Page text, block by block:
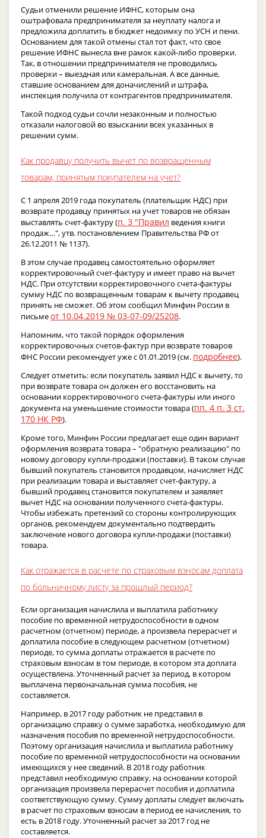
Судьи отменили решение ИФНС, которым она
оштрафовала предпринимателя за неуплату налога и
предложила доплатить в бюджет недоимку по УСН и пени.
Основанием для такой отмены стал тот факт, что свое
решение ИФНС вынесла вне рамок какой-либо проверки.
Так, в отношении предпринимателя не проводились
проверки – выездная или камеральная. А все данные,
ставшие основанием для доначислений и штрафа,
инспекция получила от контрагентов предпринимателя.
Такой подход судьи сочли незаконным и полностью
отказали налоговой во взыскании всех указанных в
решении сумм.
Как продавцу получить вычет по возвращенным
товарам, принятым покупателем на учет?
С 1 апреля 2019 года покупатель (плательщик НДС) при
возврате продавцу принятых на учет товаров не обязан
выставлять счет-фактуру (п. 3 "Правил ведения книги
продаж…", утв. постановлением Правительства РФ от
26.12.2011 № 1137).
В этом случае продавец самостоятельно оформляет
корректировочный счет-фактуру и имеет право на вычет
НДС. При отсутствии корректировочного счета-фактуры
сумму НДС по возвращенным товарам к вычету продавец
принять не сможет. Об этом сообщил Минфин России в
письмеот 10.04.2019 № 03-07-09/25208.
Напомним, что такой порядок оформления
корректировочных счетов-фактур при возврате товаров
ФНС России рекомендует уже с 01.01.2019 (см. подробнее).
Следует отметить: если покупатель заявил НДС к вычету, то
при возврате товара он должен его восстановить на
основании корректировочного счета-фактуры или иного
документа на уменьшение стоимости товара (пп. 4 п. 3 ст.
170 НК РФ).
Кроме того, Минфин России предлагает еще один вариант
оформления возврата товара – "обратную реализацию" по
новому договору купли-продажи (поставки). В таком случае
бывший покупатель становится продавцом, начисляет НДС
при реализации товара и выставляет счет-фактуру, а
бывший продавец становится покупателем и заявляет
вычет НДС на основании полученного счета-фактуры.
Чтобы избежать претензий со стороны контролирующих
органов, рекомендуем документально подтвердить
заключение нового договора купли-продажи (поставки)
товара.
Как отражается в расчете по страховым взносам доплата
по больничному листу за прошлый период?
Если организация начислила и выплатила работнику
пособие по временной нетрудоспособности в одном
расчетном (отчетном) периоде, а произвела перерасчет и
доплатила пособие в следующем расчетном (отчетном)
периоде, то сумма доплаты отражается в расчете по
страховым взносам в том периоде, в котором эта доплата
осуществлена. Уточненный расчет за период, в котором
выплачена первоначальная сумма пособия, не
составляется.
Например, в 2017 году работник не представил в
организацию справку о сумме заработка, необходимую для
назначения пособия по временной нетрудоспособности.
Поэтому организация начислила и выплатила работнику
пособие по временной нетрудоспособности на основании
имеющихся у нее сведений. В 2018 году работник
представил необходимую справку, на основании которой
организация произвела перерасчет пособия и доплатила
соответствующую сумму. Сумму доплаты следует включать
в расчет по страховым взносам в период ее начисления, то
есть в 2018 году. Уточненный расчет за 2017 год не
составляется.